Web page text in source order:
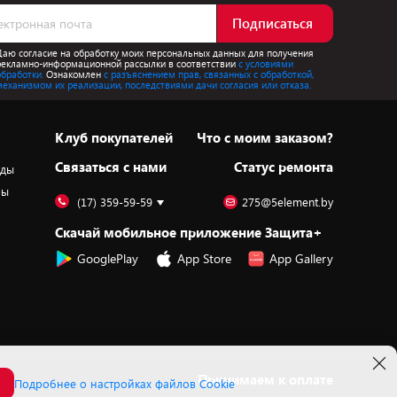
Подписаться
согласие на обработку моих персональных данных для получения
информационной рассылки в соответствиис условиями
Ознакомлен с разъяснением прав, связанных с обработкой,
их реализации, последствиями дачи согласия или отказа.
Клуб покупателей
Cвязаться с нами
Что с моим заказом?
Статус ремонта
(17) 359-59-59 275@5element.by
Скачай мобильное приложение Защита+
GooglePlay App Store App Gallery
Принимаем к оплате
Подробнее о настройках файлов Cookie